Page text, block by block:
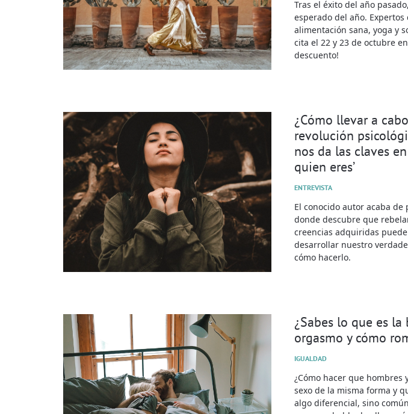
Tras el éxito del año
esperado del año.
alimentación sana, yoga y
cita el 22 y 23 de octubre
descuento!
¿Cómo llevar a
revolución
nos da las claves
quien eres’
ENTREVISTA
El conocido autor acaba
donde descubre que
creencias adquiridas
desarrollar nuestro
cómo hacerlo.
¿Sabes lo que es la
orgasmo y cómo
IGUALDAD
¿Cómo hacer que
sexo de la misma forma y
algo diferencial, sino